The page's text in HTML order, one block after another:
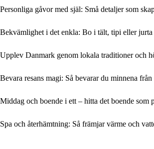
Personliga gåvor med själ: Små detaljer som
Bekvämlighet i det enkla: Bo i tält, tipi eller jurta
Upplev Danmark genom lokala traditioner och
Bevara resans magi: Så bevarar du minnena
Middag och boende i ett – hitta det boende som
Spa och återhämtning: Så främjar värme och